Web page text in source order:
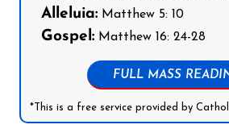
Alleluia: Matthew 5: 10
Gospel: Matthew 16: 24-28
FULL MASS
*This is a free service provided by